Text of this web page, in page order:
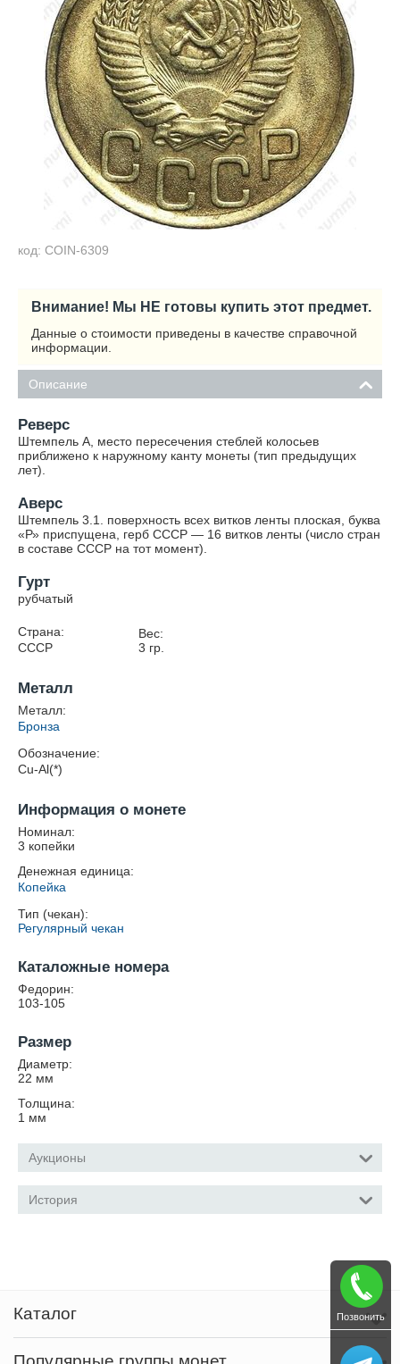
код: COIN-6309
Внимание! Мы НЕ готовы купить этот предмет.
Данные о стоимости приведены в качестве справочной
информации.
Описание
Реверс
Штемпель А, место пересечения стеблей колосьев
приближено к наружному канту монеты (тип предыдущих
лет).
Аверс
Штемпель 3.1. поверхность всех витков ленты плоская, буква
«Р» приспущена, герб СССР — 16 витков ленты (число стран
в составе СССР на тот момент).
Гурт
рубчатый
Страна:
СССР
Вес:
3 гр.
Металл
Металл:
Бронза
Обозначение:
Cu-Al(*)
Информация о монете
Номинал:
3 копейки
Денежная единица:
Копейка
Тип (чекан):
Регулярный чекан
Каталожные номера
Федорин:
103-105
Размер
Диаметр:
22 мм
Толщина:
1 мм
Аукционы
История
Каталог Позвонить